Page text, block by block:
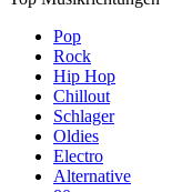
Pop
Rock
Hip Hop
Chillout
Schlager
Oldies
Electro
Alternative